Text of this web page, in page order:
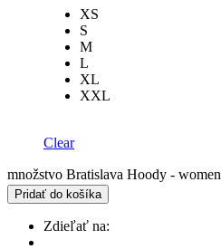
XS
S
M
L
XL
XXL
Clear
množstvo Bratislava Hoody - women
Pridať do košíka
Zdieľať na: